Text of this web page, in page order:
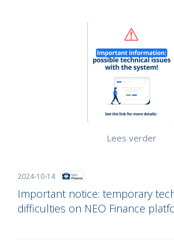
2024-10-14
Important notice: temporary
difficulties on NEO Finance
Lees verder